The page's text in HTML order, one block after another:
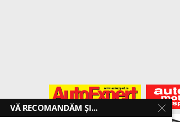
VĂ RECOMANDĂM ȘI...